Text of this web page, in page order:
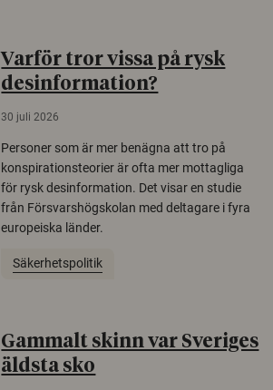
Varför tror vissa på rysk
desinformation?
30 juli 2026
Personer som är mer benägna att tro på
konspirationsteorier är ofta mer mottagliga
för rysk desinformation. Det visar en studie
från Försvarshögskolan med deltagare i fyra
europeiska länder.
Säkerhetspolitik
Gammalt skinn var Sveriges
äldsta sko